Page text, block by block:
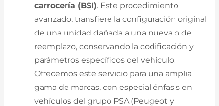
carrocería (BSI). Este procedimiento
avanzado, transfiere la configuración original
de una unidad dañada a una nueva o de
reemplazo, conservando la codificación y
parámetros específicos del vehículo.
Ofrecemos este servicio para una amplia
gama de marcas, con especial énfasis en
vehículos del grupo PSA (Peugeot y